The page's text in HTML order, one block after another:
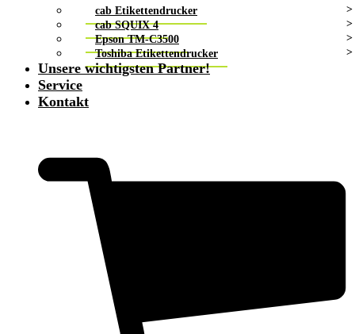
cab Etikettendrucker
cab SQUIX 4
Epson TM-C3500
Toshiba Etikettendrucker
Unsere wichtigsten Partner!
Service
Kontakt